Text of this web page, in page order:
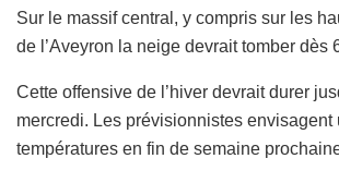
Sur le massif central, y compris sur les
de l’Aveyron la neige devrait tomber dès
Cette offensive de l’hiver devrait durer
mercredi. Les prévisionnistes envisagent
températures en fin de semaine